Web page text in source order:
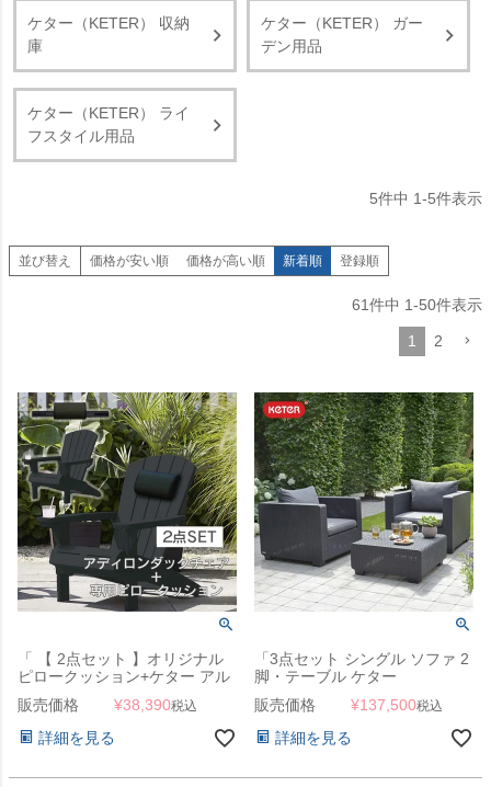
ケター（KETER） 収納
庫
ケター（KETER） ガー
デン用品
ケター（KETER） ライ
フスタイル用品
5件中 1-5件表示
並び替え 価格が安い順 価格が高い順 新着順 登録順
61件中 1-50件表示
1 2
「 【 2点セット 】オリジナル
ピロークッション+ケター アル
パインセット 」
販売価格 ¥38,390税込
詳細を見る
「3点セット シングル ソファ 2
脚・テーブル ケター
（KETER） サルタ （Salta
SINGLE SOFA DUO SET）」
販売価格 ¥137,500税込
詳細を見る